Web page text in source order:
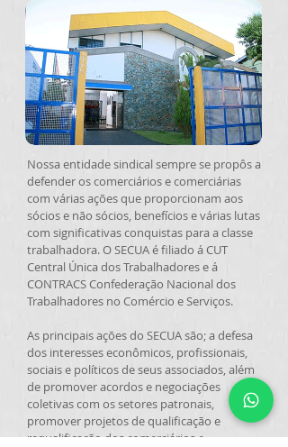
Nossa entidade sindical sempre se propôs a
defender os comerciários e comerciárias
com várias ações que proporcionam aos
sócios e não sócios, benefícios e várias lutas
com significativas conquistas para a classe
trabalhadora. O SECUA é filiado á CUT
Central Única dos Trabalhadores e á
CONTRACS Confederação Nacional dos
Trabalhadores no Comércio e Serviços.
As principais ações do SECUA são; a defesa
dos interesses econômicos, profissionais,
sociais e políticos de seus associados, além
de promover acordos e negociações
coletivas com os setores patronais,
promover projetos de qualificação e
requalificação dos comerciários e